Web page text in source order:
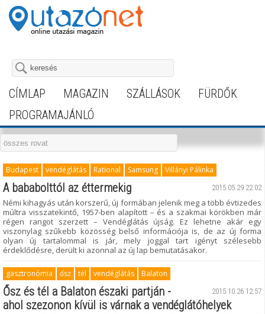
CÍMLAP MAGAZIN SZÁLLÁSOK
FÜRDŐK
PROGRAMAJÁNLÓ
Budapest vendéglátás Rational Samsung Villányi Pálinka
2015.05.29 22:02
A bababolttól az éttermekig
Némi kihagyás után korszerű, új formában jelenik meg a több évtizedes
múltra visszatekintő, 1957-ben alapított – és a szakmai körökben már
régen rangot szerzett – Vendéglátás újság. Ez lehetne akár egy
viszonylag szűkebb közösség belső információja is, de az új forma
olyan új tartalommal is jár, mely joggal tart igényt szélesebb
érdeklődésre, derült ki azonnal az új lap bemutatásakor.
gasztronómia ősz tél vendéglátás Balaton
2015.10.26 12:57
Ősz és tél a Balaton északi partján -
ahol szezonon kívül is várnak a vendéglátóhelyek